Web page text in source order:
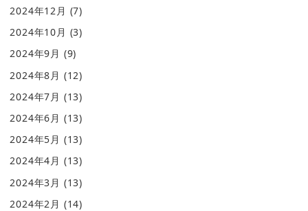
2024年12月 (7)
2024年10月 (3)
2024年9月 (9)
2024年8月 (12)
2024年7月 (13)
2024年6月 (13)
2024年5月 (13)
2024年4月 (13)
2024年3月 (13)
2024年2月 (14)